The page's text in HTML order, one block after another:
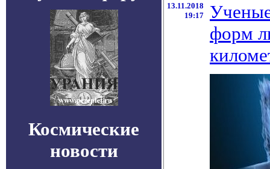
Космические
новости
13.11.2018
19:17
форм